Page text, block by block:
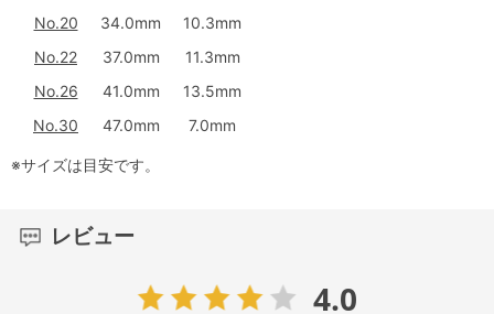
No.20
34.0mm
10.3mm
No.22
37.0mm
11.3mm
No.26
41.0mm
13.5mm
No.30
47.0mm 7.0mm
※サイズは目安です。
レビュー
4.0